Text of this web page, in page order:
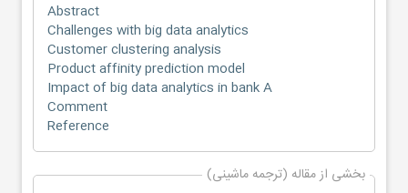
Abstract
Challenges with big data analytics
Customer clustering analysis
Product affinity prediction model
Impact of big data analytics in bank A
Comment
Reference
بخشی از مقاله (ترجمه ماشینی)